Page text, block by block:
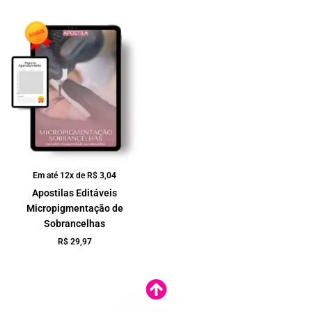
Em até 12x de R$ 3,04
Apostilas Editáveis
Micropigmentação de
Sobrancelhas
R$29,97